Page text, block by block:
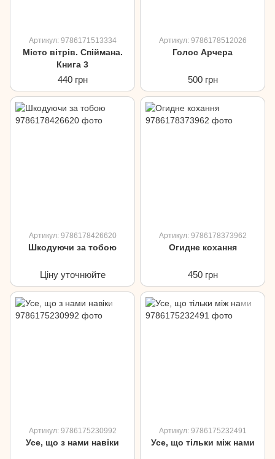
Артикул: 9786171513334
Місто вітрів. Спіймана.
Книга 3
440 грн
Артикул: 9786178512026
Голос Арчера
500 грн
Артикул: 9786178426620
Шкодуючи за тобою
Ціну уточнюйте
Артикул: 9786178373962
Огидне кохання
450 грн
Артикул: 9786175230992
Усе, що з нами навіки
Артикул: 9786175232491
Усе, що тільки між нами